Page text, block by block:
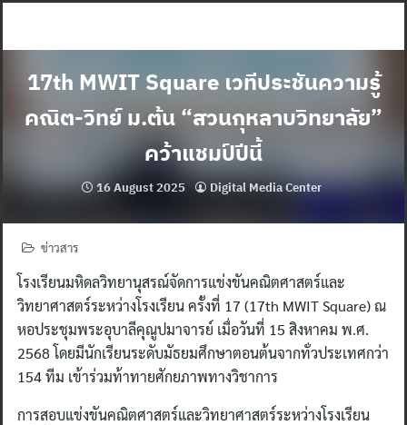
17th MWIT Square เวทีประชันความรู้
คณิต-วิทย์ ม.ต้น “สวนกุหลาบวิทยาลัย”
คว้าแชมป์ปีนี้
16 August 2025 Digital Media Center
ข่าวสาร
โรงเรียนมหิดลวิทยานุสรณ์จัดการแข่งขันคณิตศาสตร์และ
วิทยาศาสตร์ระหว่างโรงเรียน ครั้งที่ 17 (17th MWIT Square) ณ
หอประชุมพระอุบาลีคุณูปมาจารย์ เมื่อวันที่ 15 สิงหาคม พ.ศ.
2568 โดยมีนักเรียนระดับมัธยมศึกษาตอนต้นจากทั่วประเทศกว่า
154 ทีม เข้าร่วมท้าทายศักยภาพทางวิชาการ
การสอบแข่งขันคณิตศาสตร์และวิทยาศาสตร์ระหว่างโรงเรียน